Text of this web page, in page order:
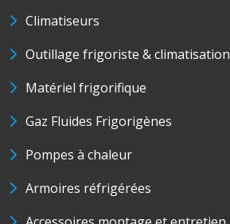
Climatiseurs
Outillage frigoriste & climatisation
Matériel frigorifique
Gaz Fluides Frigorigènes
Pompes à chaleur
Armoires réfrigérées